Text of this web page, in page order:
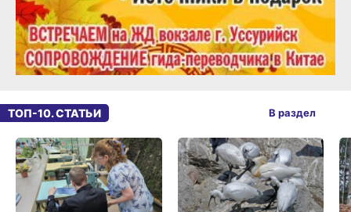
ТОП-10. СТАТЬИ В раздел